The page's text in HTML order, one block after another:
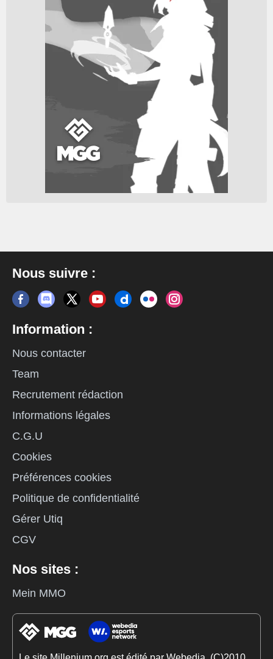
Nous suivre :
Information :
Nous contacter
Team
Recrutement rédaction
Informations légales
C.G.U
Cookies
Préférences cookies
Politique de confidentialité
Gérer Utiq
CGV
Nos sites :
Mein MMO